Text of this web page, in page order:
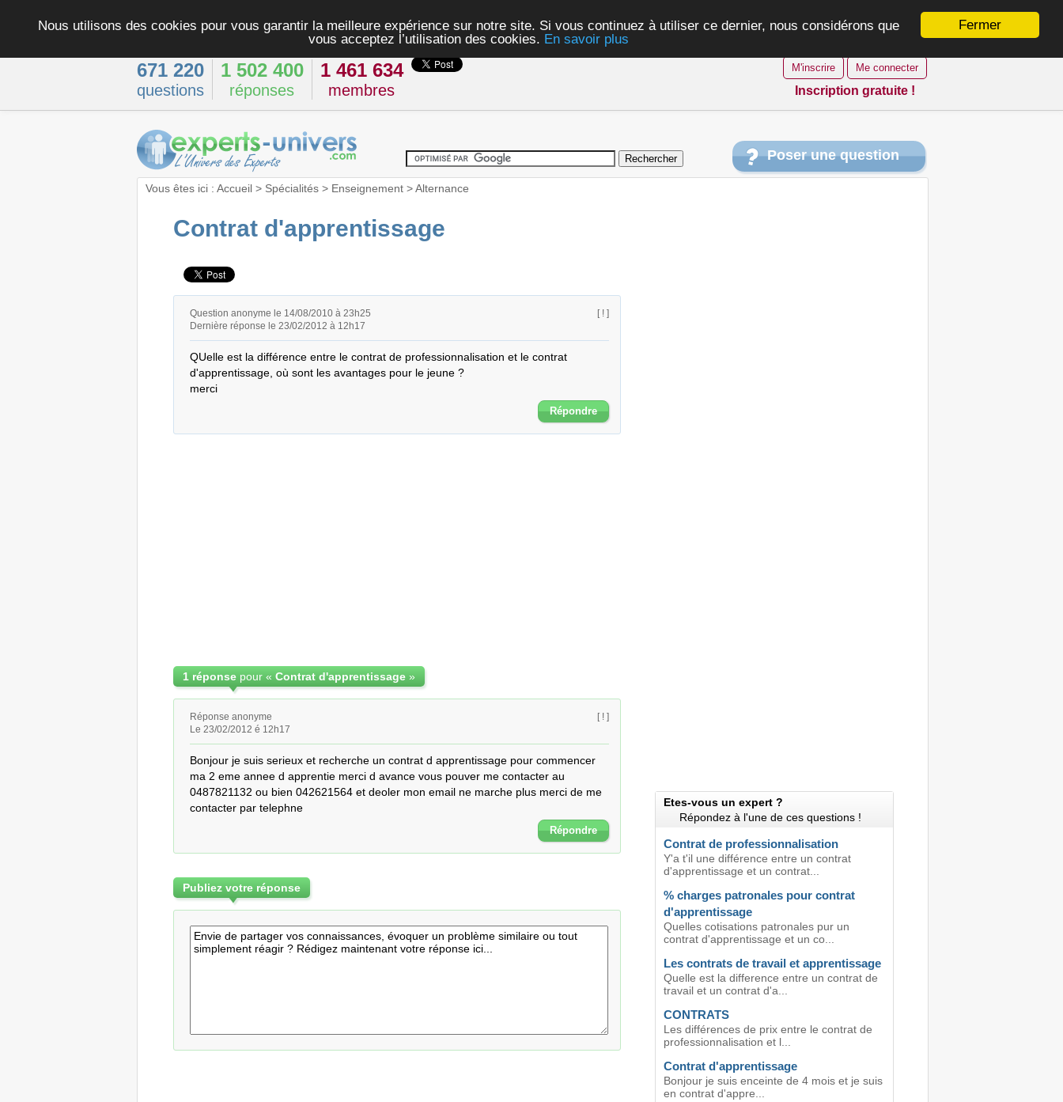
Fermer
Nous utilisons des cookies pour vous garantir la meilleure expérience sur notre site. Si vous continuez à utiliser ce dernier, nous considérons que
vous acceptez l’utilisation des cookies. En savoir plus
671 220
questions
1 502 400
réponses
1 461 634
membres
M'inscrire Me connecter
Inscription gratuite !
Poser une question
Vous êtes ici : Accueil> Spécialités> Enseignement>Alternance
Contrat d'apprentissage
Question anonyme le 14/08/2010 à 23h25
Dernière réponse le 23/02/2012 à 12h17
[ ! ]
QUelle est la différence entre le contrat de professionnalisation et le contrat
d'apprentissage, où sont les avantages pour le jeune ?
merci
Répondre
1 réponse pour « Contrat d'apprentissage»
Réponse anonyme
Le 23/02/2012 é 12h17
[ ! ]
Bonjour je suis serieux et recherche un contrat d apprentissage pour commencer
ma 2 eme annee d apprentie merci d avance vous pouver me contacter au
0487821132 ou bien 042621564 et deoler mon email ne marche plus merci de me
contacter par telephne
Répondre
Publiez votre réponse
Etes-vous un expert ?
Répondez à l'une de ces questions !
Contrat de professionnalisation
Y'a t'il une différence entre un contrat
d'apprentissage et un contrat...
% charges patronales pour contrat
d'apprentissage
Quelles cotisations patronales pur un
contrat d'apprentissage et un co...
Les contrats de travail et apprentissage
Quelle est la difference entre un contrat de
travail et un contrat d'a...
CONTRATS
Les différences de prix entre le contrat de
professionnalisation et l...
Contrat d'apprentissage
Bonjour je suis enceinte de 4 mois et je suis
en contrat d'appre...